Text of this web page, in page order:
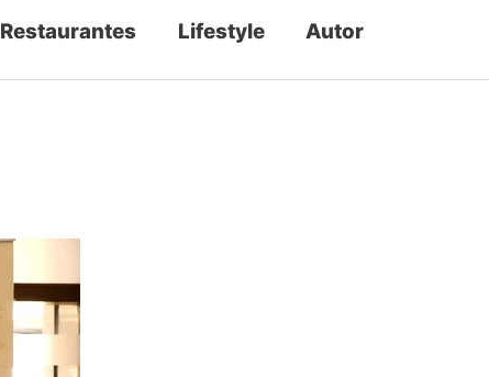
Restaurantes Lifestyle Autor